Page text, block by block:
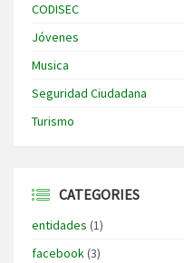
CODISEC
Jóvenes
Musica
Seguridad Ciudadana
Turismo
CATEGORIES
entidades (1)
facebook(3)